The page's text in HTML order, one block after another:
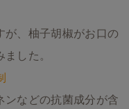
が、柚子胡椒がお口の
した。
ンなどの抗菌成分が含